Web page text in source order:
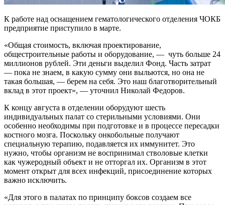
К работе над оснащением гематологического отделения ЧОКБ
предприятие приступило в марте.
«Общая стоимость, включая проектирование,
общестроительные работы и оборудование, — чуть больше 24
миллионов рублей. Эти деньги выделил Фонд. Часть затрат
— пока не знаем, в какую сумму они выльются, но она не
такая большая, — берем на себя. Это наш благотворительный
вклад в этот проект», — уточнил Николай Федоров.
К концу августа в отделении оборудуют шесть
индивидуальных палат со стерильными условиями. Они
особенно необходимы при подготовке и в процессе пересадки
костного мозга. Поскольку онкобольные получают
специальную терапию, подавляется их иммунитет. Это
нужно, чтобы организм не воспринимал стволовые клетки
как чужеродный объект и не отторгал их. Организм в этот
момент открыт для всех инфекций, присоединение которых
важно исключить.
«Для этого в палатах по принципу боксов создаем все